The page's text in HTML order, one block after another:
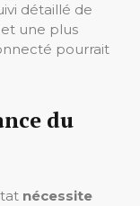
détaillé de
une plus
pourrait
du
nécessite